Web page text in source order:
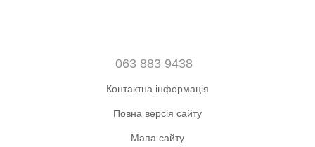
063 883 9438
Контактна інформація
Повна версія сайту
Мапа сайту